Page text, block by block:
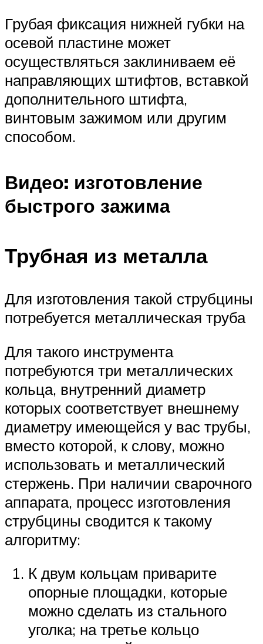
Грубая фиксация нижней губки на
осевой пластине может
осуществляться заклиниваем её
направляющих штифтов, вставкой
дополнительного штифта,
винтовым зажимом или другим
способом.
Видео: изготовление
быстрого зажима
Трубная из металла
Для изготовления такой струбцины
потребуется металлическая труба
Для такого инструмента
потребуются три металлических
кольца, внутренний диаметр
которых соответствует внешнему
диаметру имеющейся у вас трубы,
вместо которой, к слову, можно
использовать и металлический
стержень. При наличии сварочного
аппарата, процесс изготовления
струбцины сводится к такому
алгоритму:
К двум кольцам приварите
опорные площадки, которые
можно сделать из стального
уголка; на третье кольцо